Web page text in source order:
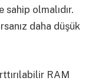
olmalıdır.
daha düşük
RAM